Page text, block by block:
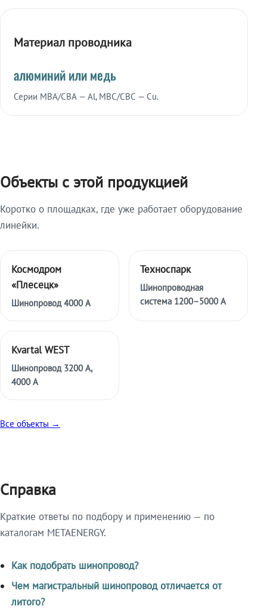
Материал проводника
алюминий или медь
Серии МВА/СВА — Al, МВС/СВС — Cu.
Объекты с этой продукцией
Коротко о площадках, где уже работает оборудование
линейки.
Космодром
«Плесецк»
Шинопровод 4000 А
Техноспарк
Шинопроводная
система 1200–5000 А
Kvartal WEST
Шинопровод 3200 А,
4000 А
Все объекты →
Справка
Краткие ответы по подбору и применению — по
каталогам METAENERGY.
Как подобрать шинопровод?
Чем магистральный шинопровод отличается от
литого?